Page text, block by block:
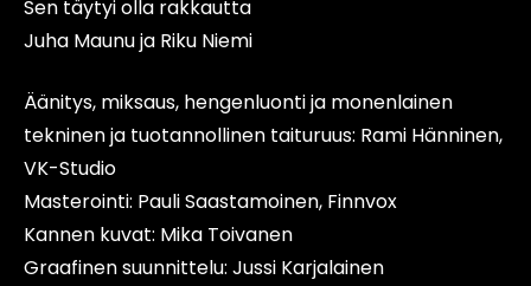
Sen täytyi olla rakkautta
Juha Maunu ja Riku Niemi
Äänitys, miksaus, hengenluonti ja monenlainen
tekninen ja tuotannollinen taituruus: Rami Hänninen,
VK-Studio
Masterointi: Pauli Saastamoinen, Finnvox
Kannen kuvat: Mika Toivanen
Graafinen suunnittelu: Jussi Karjalainen